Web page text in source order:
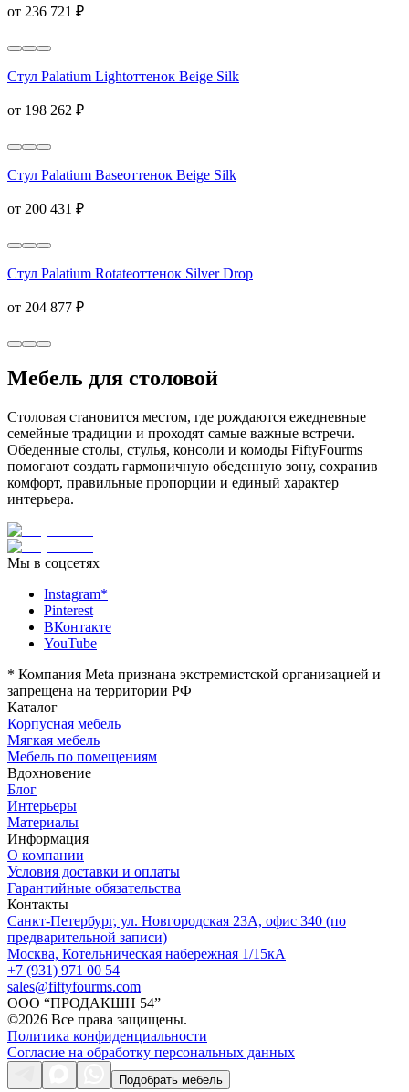
от 236 721 ₽
Стул Palatium Lightоттенок Beige Silk
от 198 262 ₽
Стул Palatium Baseоттенок Beige Silk
от 200 431 ₽
Стул Palatium Rotateоттенок Silver Drop
от 204 877 ₽
Мебель для столовой
Столовая становится местом, где рождаются ежедневные
семейные традиции и проходят самые важные встречи.
Обеденные столы, стулья, консоли и комоды FiftyFourms
помогают создать гармоничную обеденную зону, сохранив
комфорт, правильные пропорции и единый характер
интерьера.
Мы в соцсетях
Instagram*
Pinterest
ВКонтакте
YouTube
* Компания Meta признана экстремистской организацией и
запрещена на территории РФ
Каталог
Корпусная мебель
Мягкая мебель
Мебель по помещениям
Вдохновение
Блог
Интерьеры
Материалы
Информация
О компании
Условия доставки и оплаты
Гарантийные обязательства
Контакты
Санкт-Петербург, ул. Новгородская 23А, офис 340 (по
предварительной записи)
Москва, Котельническая набережная 1/15кА
+7 (931) 971 00 54
sales@fiftyfourms.com
ООО “ПРОДАКШН 54”
©2026 Все права защищены.
Политика конфиденциальности
Согласие на обработку персональных данных
Подобрать мебель